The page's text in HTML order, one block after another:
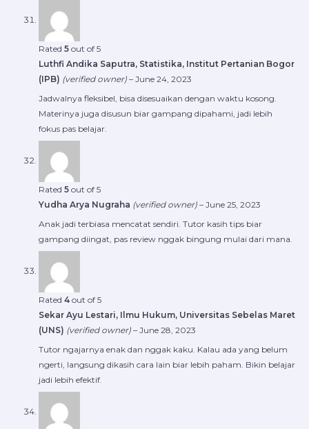
Rated 5 out of 5
Luthfi Andika Saputra, Statistika, Institut Pertanian Bogor
(IPB) (verified owner) – June 24, 2023
Jadwalnya fleksibel, bisa disesuaikan dengan waktu kosong.
Materinya juga disusun biar gampang dipahami, jadi lebih
fokus pas belajar.
Rated 5 out of 5
Yudha Arya Nugraha (verified owner) – June 25, 2023
Anak jadi terbiasa mencatat sendiri. Tutor kasih tips biar
gampang diingat, pas review nggak bingung mulai dari mana.
Rated 4 out of 5
Sekar Ayu Lestari, Ilmu Hukum, Universitas Sebelas Maret
(UNS) (verified owner) – June 28, 2023
Tutor ngajarnya enak dan nggak kaku. Kalau ada yang belum
ngerti, langsung dikasih cara lain biar lebih paham. Bikin belajar
jadi lebih efektif.